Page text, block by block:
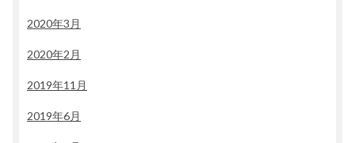
2020年3月
2020年2月
2019年11月
2019年6月